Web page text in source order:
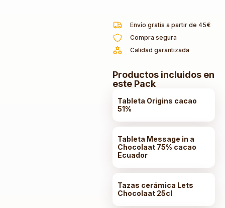
Envío gratis a partir de 45€
Compra segura
Calidad garantizada
Productos incluidos en
este Pack
Tableta Origins cacao
51%
Tableta Message in a
Chocolaat 75% cacao
Ecuador
Tazas cerámica Lets
Chocolaat 25cl